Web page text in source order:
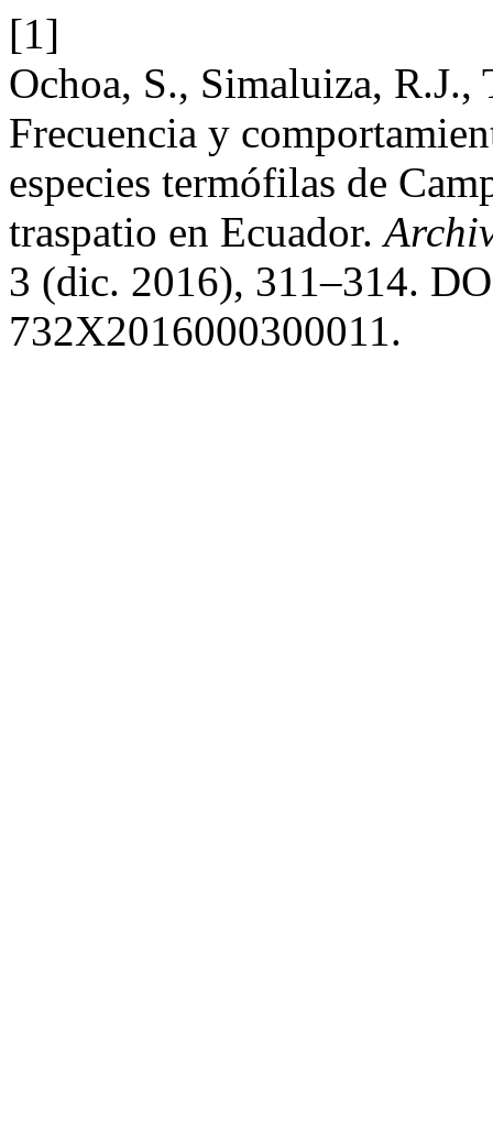
[1]
Ochoa, S., Simaluiza,
Frecuencia y
especies termófilas de
traspatio en Ecuador.
3 (dic. 2016), 311–314.
732X2016000300011.